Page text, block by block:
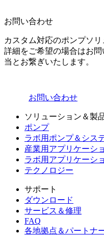
お問い合わせ
カスタム対応のポンプソ
詳細をご希望の場合はお
当とお繋ぎいたします。
お問い合わせ
ソリューション＆製
ポンプ
ラボ用ポンプ＆シス
産業用アプリケーシ
ラボ用アプリケーシ
テクノロジー
サポート
ダウンロード
サービス＆修理
FAQ
各地拠点＆パートナ